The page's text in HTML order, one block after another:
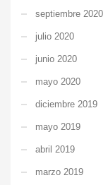
septiembre 2020
julio 2020
junio 2020
mayo 2020
diciembre 2019
mayo 2019
abril 2019
marzo 2019